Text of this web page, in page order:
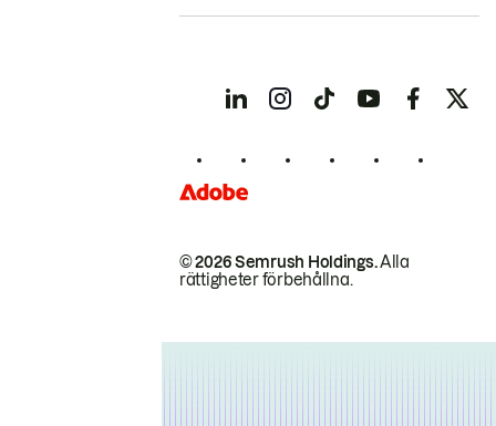
© 2026 Semrush Holdings.Alla
rättigheter förbehållna.